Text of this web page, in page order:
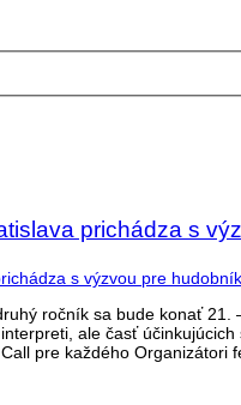
prichádza s
ročník sa bude konať
ale časť
pre každého Organizátori